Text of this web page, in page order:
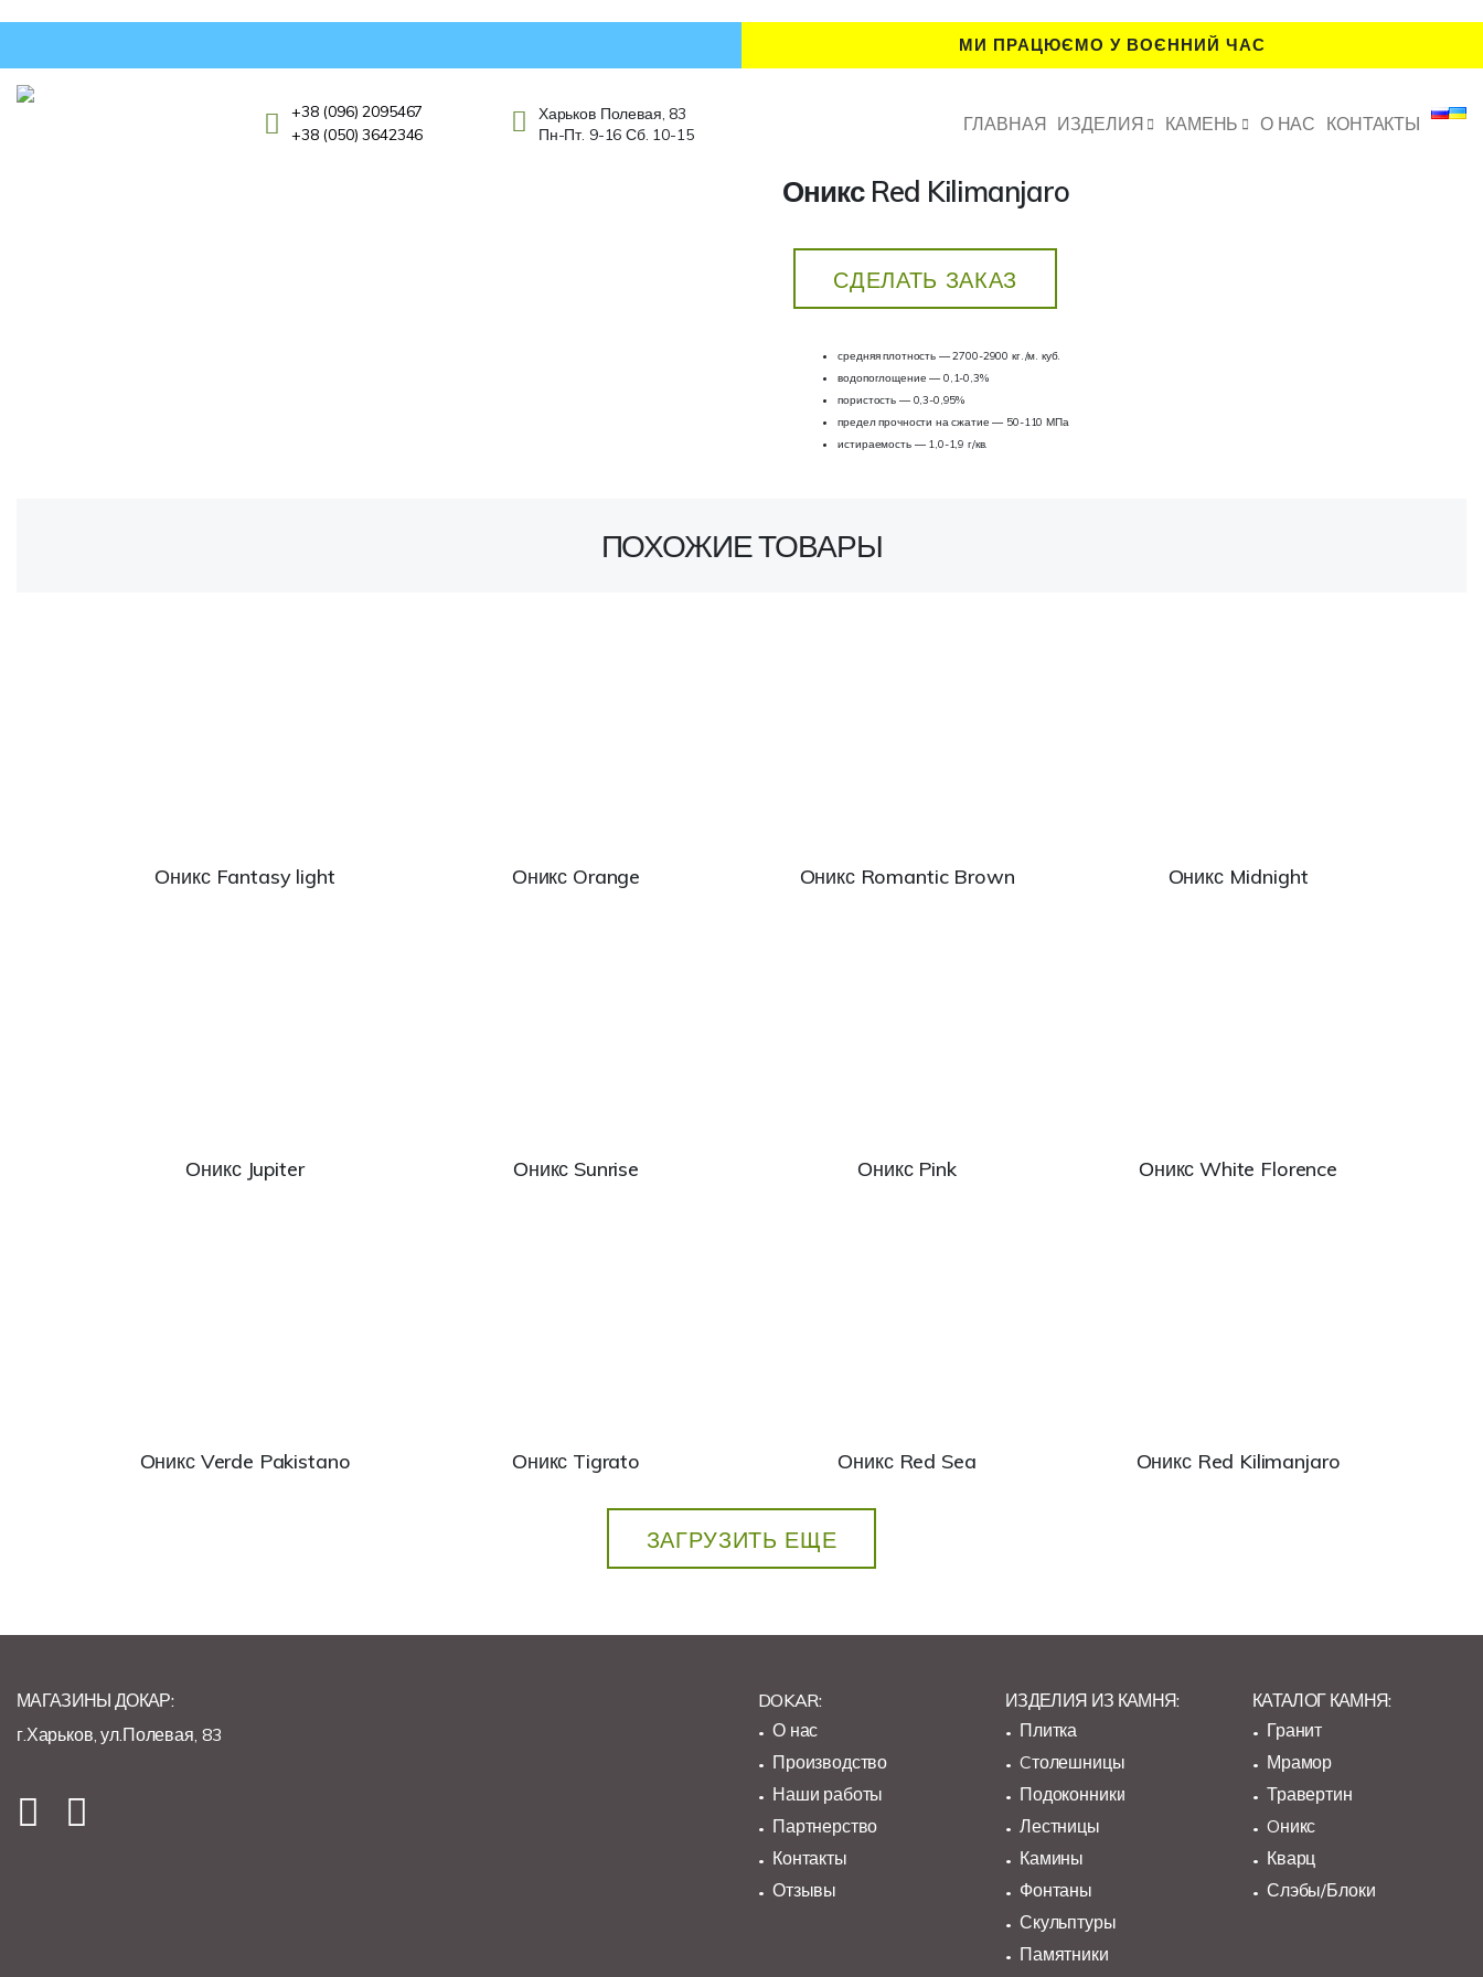
МИ ПРАЦЮЄМО У ВОЄННИЙ ЧАС
+38 (096) 2095467
+38 (050) 3642346
Харьков Полевая, 83
Пн-Пт. 9-16 Сб. 10-15
ГЛАВНАЯ ИЗДЕЛИЯ КАМЕНЬ О НАС КОНТАКТЫ
Оникс Red Kilimanjaro
СДЕЛАТЬ ЗАКАЗ
средняя плотность — 2700-2900 кг./м. куб.
водопоглощение — 0,1-0,3%
пористость — 0,3-0,95%
предел прочности на сжатие — 50-110 МПа
истираемость — 1,0-1,9 г/кв.
ПОХОЖИЕ ТОВАРЫ
Оникс Fantasy light Оникс Orange Оникс Romantic Brown Оникс Midnight
Оникс Jupiter Оникс Sunrise Оникс Pink Оникс White Florence
Оникс Verde Pakistano Оникс Tigrato Оникс Red Sea Оникс Red Kilimanjaro
ЗАГРУЗИТЬ ЕЩЕ
МАГАЗИНЫ ДОКАР:
г.Харьков, ул.Полевая, 83
DOKAR:
О нас
Производство
Наши работы
Партнерство
Контакты
Отзывы
ИЗДЕЛИЯ ИЗ КАМНЯ:
Плитка
Cтолешницы
Подоконники
Лестницы
Камины
Фонтаны
Скульптуры
Памятники
КАТАЛОГ КАМНЯ:
Гранит
Мрамор
Травертин
Oникс
Кварц
Слэбы/Блоки